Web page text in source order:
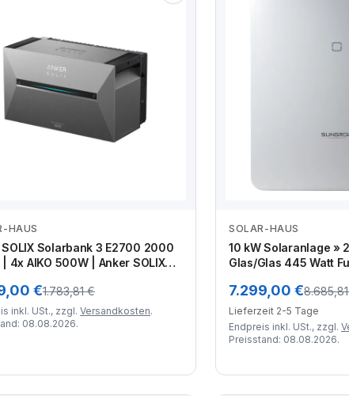
Zum Angebot
HAUS
Solarbank 3 E2700 2000
| 4x AIKO 500W | Anker SOLIX
€1.783,81 €
inkl. USt., zzgl. Versandkosten.
08.08.2026.
Zum
SOLAR-HAUS
10 kW Solaranlage »
Glas/Glas 445 Watt
| Sungrow 9,6 kWh
7.299,00 €
Lieferzeit 2-5 Tage
Endpreis inkl. USt., zzgl.
Preisstand: 08.08.2026.